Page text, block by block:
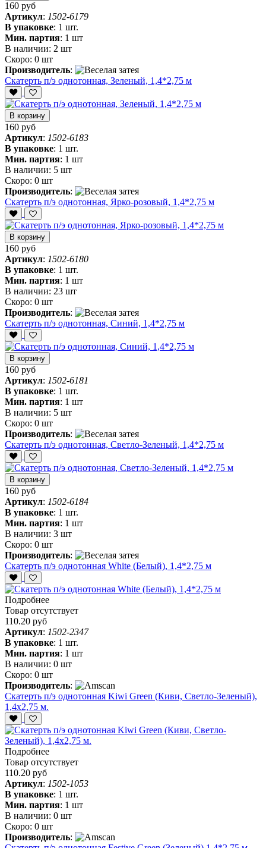
160 руб
Артикул: 1502-6179
В упаковке: 1 шт.
Мин. партия: 1 шт
В наличии: 2 шт
Скоро: 0 шт
Производитель:
Скатерть п/э однотонная, Зеленый, 1,4*2,75 м
В корзину
160 руб
Артикул: 1502-6183
В упаковке: 1 шт.
Мин. партия: 1 шт
В наличии: 5 шт
Скоро: 0 шт
Производитель:
Скатерть п/э однотонная, Ярко-розовый, 1,4*2,75 м
В корзину
160 руб
Артикул: 1502-6180
В упаковке: 1 шт.
Мин. партия: 1 шт
В наличии: 23 шт
Скоро: 0 шт
Производитель:
Скатерть п/э однотонная, Синий, 1,4*2,75 м
В корзину
160 руб
Артикул: 1502-6181
В упаковке: 1 шт.
Мин. партия: 1 шт
В наличии: 5 шт
Скоро: 0 шт
Производитель:
Скатерть п/э однотонная, Светло-Зеленый, 1,4*2,75 м
В корзину
160 руб
Артикул: 1502-6184
В упаковке: 1 шт.
Мин. партия: 1 шт
В наличии: 3 шт
Скоро: 0 шт
Производитель:
Скатерть п/э однотонная White (Белый), 1,4*2,75 м
Подробнее
Товар отсутствует
110.20 руб
Артикул: 1502-2347
В упаковке: 1 шт.
Мин. партия: 1 шт
В наличии: 0 шт
Скоро: 0 шт
Производитель:
Скатерть п/э однотонная Kiwi Green (Киви, Светло-Зеленый),
1,4х2,75 м.
Подробнее
Товар отсутствует
110.20 руб
Артикул: 1502-1053
В упаковке: 1 шт.
Мин. партия: 1 шт
В наличии: 0 шт
Скоро: 0 шт
Производитель: